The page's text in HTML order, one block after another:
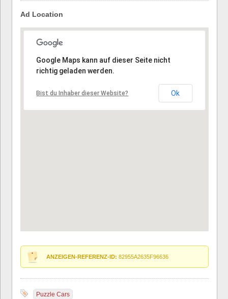
Ad Location
Google Maps kann auf dieser Seite nicht
richtig geladen werden.
Bist du Inhaber dieser Website? Ok
Tut uns leid, die Adresse konnte nicht gefunden werden.
ANZEIGEN-REFERENZ-ID: 82955A2635F96636
Puzzle Cars